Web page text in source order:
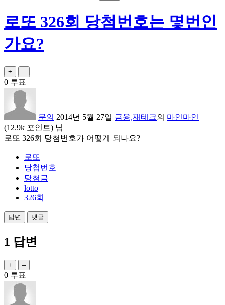
로또 326회 당첨번호는 몇번인
가요?
0 투표
문의 2014년 5월 27일 금융,재테크의 마인마인
(12.9k 포인트) 님
로또 326회 당첨번호가 어떻게 되나요?
로또
당첨번호
당첨금
lotto
326회
1 답변
0 투표